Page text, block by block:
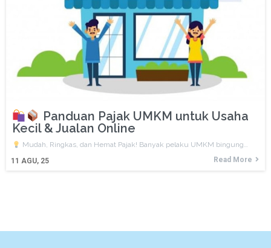
Panduan Pajak UMKM untuk Usaha
Kecil & Jualan Online
11 AGU, 25
Mudah, Ringkas, dan Hemat Pajak! Banyak pelaku UMKM bingung…
Read More